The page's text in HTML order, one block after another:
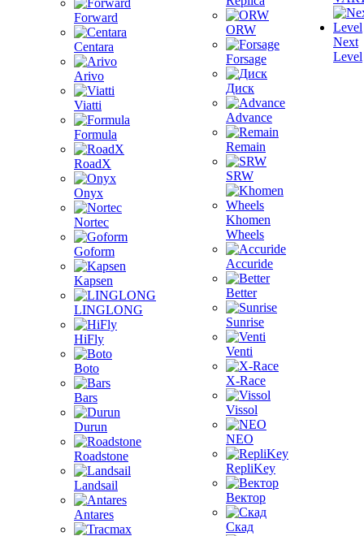
Forward
Centara
Arivo
Viatti
Formula
RoadX
Onyx
Nortec
Goform
Kapsen
LINGLONG
HiFly
Boto
Bars
Durun
Roadstone
Landsail
Antares
ORW
Forsage
Диск
Advance
Remain
SRW
Khomen
Wheels
Accuride
Better
Sunrise
Venti
X-Race
Vissol
NEO
RepliKey
Вектор
Скад
Next
Level